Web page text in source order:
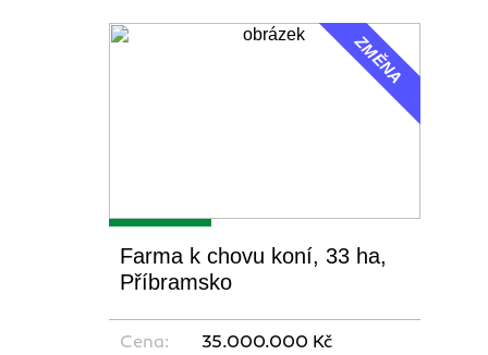
ZMĚNA
Farma k chovu koní, 33 ha,
Příbramsko
Cena: 35.000.000 Kč